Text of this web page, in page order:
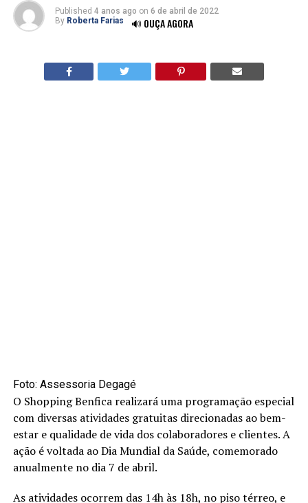
🔊 OUÇA AGORA
Published 4 anos ago on 6 de abril de 2022
By Roberta Farias
Foto: Assessoria Degagé
O Shopping Benfica realizará uma programação especial
com diversas atividades gratuitas direcionadas ao bem-
estar e qualidade de vida dos colaboradores e clientes. A
ação é voltada ao Dia Mundial da Saúde, comemorado
anualmente no dia 7 de abril.
As atividades ocorrem das 14h às 18h, no piso térreo, e